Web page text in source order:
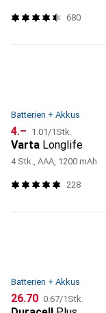
680
Batterien + Akkus
CHF
4.– CHF
1.01 /1Stk.
Varta Longlife
4 Stk., AAA, 1200 mAh
228
Batterien + Akkus
CHF
26.70 CHF
0.67/1Stk.